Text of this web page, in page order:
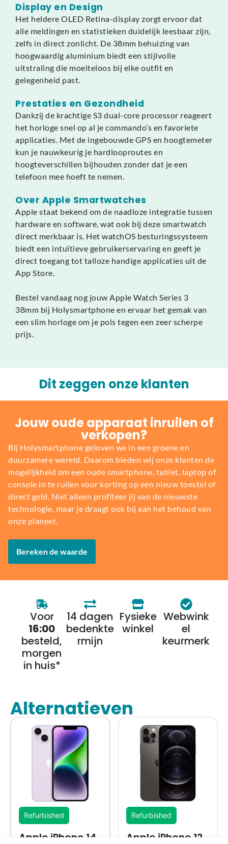
Display en Design
Het heldere OLED Retina-display zorgt ervoor dat
alle meldingen en statistieken duidelijk leesbaar zijn,
zelfs in direct zonlicht. De 38mm behuizing van
hoogwaardig aluminium biedt een stijlvolle
uitstraling die moeiteloos bij elke outfit en
gelegenheid past.
Prestaties en Gezondheid
Dankzij de krachtige S3 dual-core processor reageert
het horloge snel op al je commando’s en favoriete
applicaties. Met de ingebouwde GPS en hoogtemeter
kun je nauwkeurig je hardlooproutes en
hoogteverschillen bijhouden zonder dat je een
telefoon mee hoeft te nemen.
Over Apple Smartwatches
Apple staat bekend om de naadloze integratie tussen
hardware en software, wat ook bij deze smartwatch
direct merkbaar is. Het watchOS besturingssysteem
biedt een intuïtieve gebruikerservaring en geeft je
direct toegang tot talloze handige applicaties uit de
App Store.
Bestel vandaag nog jouw Apple Watch Series 3
38mm bij Holysmartphone en ervaar het gemak van
een slim horloge om je pols tegen een zeer scherpe
prijs.
Dit zeggen onze klanten
Jouw oude apparaat inruilen of
verkopen?
Bij Holysmartphone geloven we in een groene en
duurzamere wereld. Daarom bieden wij onze klanten de
mogelijkheid om een oude smartphone, tablet, laptop of
console in te ruilen voor korting op een nieuw toestel of
direct geld. Niet alleen profiteer jij van de nieuwste
technologie, maar je draagt ook bij aan het behoud van
onze planeet.
Bereken de waarde
Voor
16:00
besteld,
morgen
in huis*
14 dagen
bedenkte
rmijn
Fysieke
winkel
Webwink
el
keurmerk
Alternatieven
Refurbished
Apple iPhone 14
Refurbished
Apple iPhone 12